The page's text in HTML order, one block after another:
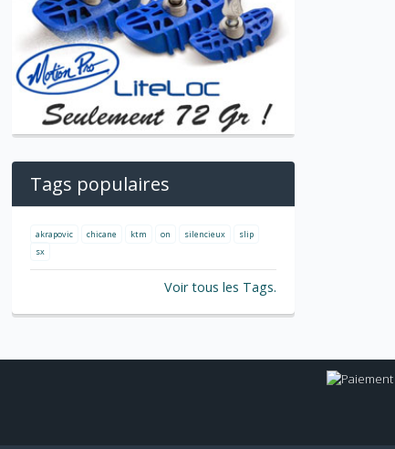
Tags populaires
akrapovic chicane ktm on silencieux
slip
sx
Voir tous les Tags.